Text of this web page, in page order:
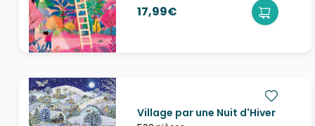
17,99€
Village par une Nuit d'Hiver